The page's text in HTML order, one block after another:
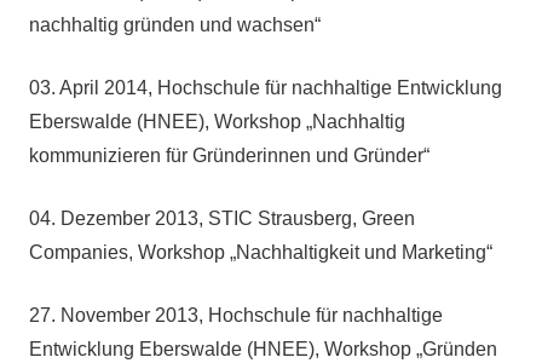
nachhaltig gründen und wachsen“
03. April 2014, Hochschule für nachhaltige Entwicklung
Eberswalde (HNEE), Workshop „Nachhaltig
kommunizieren für Gründerinnen und Gründer“
04. Dezember 2013, STIC Strausberg, Green
Companies, Workshop „Nachhaltigkeit und Marketing“
27. November 2013, Hochschule für nachhaltige
Entwicklung Eberswalde (HNEE), Workshop „Gründen